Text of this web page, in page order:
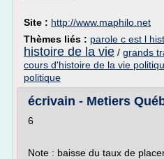
Site : http://www.maphilo.net
Thèmes liés : parole c est l
histoire de la vie / grands
cours d'histoire de la vie
politique
écrivain - Metiers
6
Note : baisse du taux de